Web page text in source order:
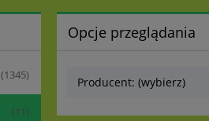
(1345)
(11)
Opcje przeglądania
Producent: (wybierz)